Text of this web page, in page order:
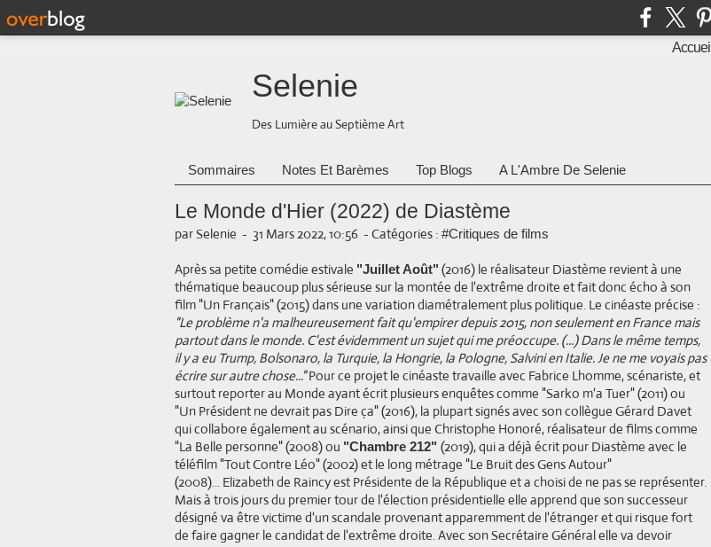
Accueil
Selenie
Des Lumière au Septième Art
Sommaires Notes Et Barèmes Top Blogs A L'Ambre De Selenie
Le Monde d'Hier (2022) de Diastème
par Selenie - 31 Mars 2022, 10:56 - Catégories : #Critiques de films
Après sa petite comédie estivale "Juillet Août" (2016) le réalisateur Diastème revient à une
thématique beaucoup plus sérieuse sur la montée de l'extrême droite et fait donc écho à son
film "Un Français" (2015) dans une variation diamétralement plus politique. Le cinéaste précise :
"Le problème n'a malheureusement fait qu'empirer depuis 2015, non seulement en France mais
partout dans le monde. C'est évidemment un sujet qui me préoccupe. (...) Dans le même temps,
il y a eu Trump, Bolsonaro, la Turquie, la Hongrie, la Pologne, Salvini en Italie. Je ne me voyais pas
écrire sur autre chose..."Pour ce projet le cinéaste travaille avec Fabrice Lhomme, scénariste, et
surtout reporter au Monde ayant écrit plusieurs enquêtes comme "Sarko m'a Tuer" (2011) ou
"Un Président ne devrait pas Dire ça" (2016), la plupart signés avec son collègue Gérard Davet
qui collabore également au scénario, ainsi que Christophe Honoré, réalisateur de films comme
"La Belle personne" (2008) ou "Chambre 212" (2019), qui a déjà écrit pour Diastème avec le
téléfilm "Tout Contre Léo" (2002) et le long métrage "Le Bruit des Gens Autour"
(2008)... Elizabeth de Raincy est Présidente de la République et a choisi de ne pas se représenter.
Mais à trois jours du premier tour de l'élection présidentielle elle apprend que son successeur
désigné va être victime d'un scandale provenant apparemment de l'étranger et qui risque fort
de faire gagner le candidat de l'extrême droite. Avec son Secrétaire Général elle va devoir